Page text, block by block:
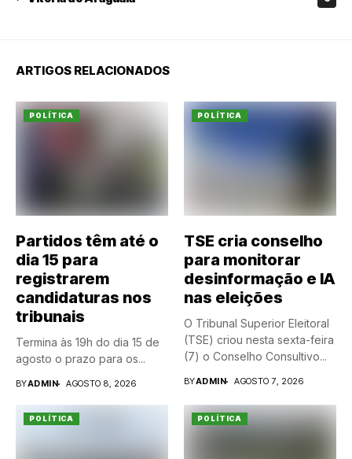
ARTIGOS RELACIONADOS
POLÍTICA
Partidos têm até o
dia 15 para
registrarem
candidaturas nos
tribunais
Termina às 19h do dia 15 de
agosto o prazo para os...
BYADMIN AGOSTO 8, 2026
POLÍTICA
TSE cria conselho
para monitorar
desinformação e IA
nas eleições
O Tribunal Superior Eleitoral
(TSE) criou nesta sexta-feira
(7) o Conselho Consultivo...
BYADMIN AGOSTO 7, 2026
POLÍTICA POLÍTICA